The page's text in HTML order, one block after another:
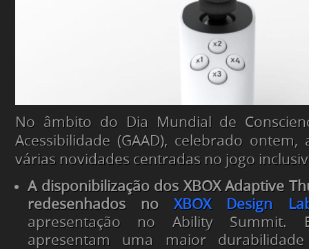
No âmbito do Dia Mundial de
Acessibilidade (GAAD), celebrado ontem,
várias novidades centradas no jogo
A disponibilização dos XBOX Adaptive
redesenhados noXBOX Design
apresentação no Ability Summit.
apresentam uma maior